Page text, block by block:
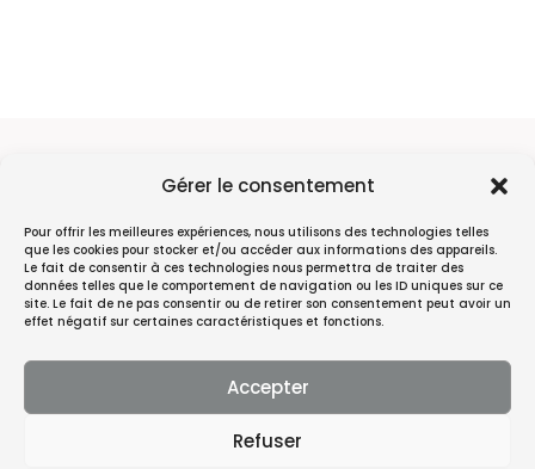
Gérer le consentement
Pour offrir les meilleures expériences, nous utilisons des technologies telles
que les cookies pour stocker et/ou accéder aux informations des appareils.
Le fait de consentir à ces technologies nous permettra de traiter des
données telles que le comportement de navigation ou les ID uniques sur ce
site. Le fait de ne pas consentir ou de retirer son consentement peut avoir un
effet négatif sur certaines caractéristiques et fonctions.
Accepter
Refuser
Consultations sur RDV, téléphonique et
par visioconférence du lundi au vendredi
de 8h30 à 19h
Email : contact@mch-avocats.fr
42, Rue Sainte – 13001 Marseille